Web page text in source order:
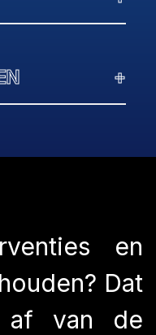
+
en
Dat
af van de